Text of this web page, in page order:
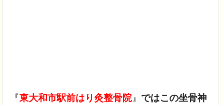
『東大和市駅前はり灸整骨院』 ではこの坐骨神